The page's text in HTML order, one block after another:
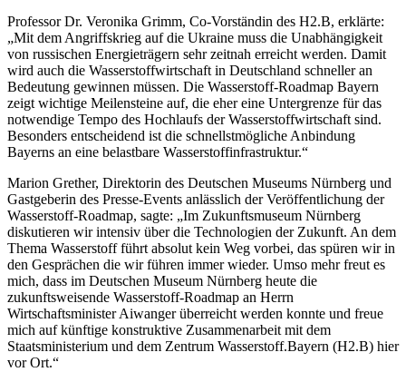
Professor Dr. Veronika Grimm, Co-Vorständin des H2.B, erklärte:
„Mit dem Angriffskrieg auf die Ukraine muss die Unabhängigkeit
von russischen Energieträgern sehr zeitnah erreicht werden. Damit
wird auch die Wasserstoffwirtschaft in Deutschland schneller an
Bedeutung gewinnen müssen. Die Wasserstoff-Roadmap Bayern
zeigt wichtige Meilensteine auf, die eher eine Untergrenze für das
notwendige Tempo des Hochlaufs der Wasserstoffwirtschaft sind.
Besonders entscheidend ist die schnellstmögliche Anbindung
Bayerns an eine belastbare Wasserstoffinfrastruktur.“
Marion Grether, Direktorin des Deutschen Museums Nürnberg und
Gastgeberin des Presse-Events anlässlich der Veröffentlichung der
Wasserstoff-Roadmap, sagte: „Im Zukunftsmuseum Nürnberg
diskutieren wir intensiv über die Technologien der Zukunft. An dem
Thema Wasserstoff führt absolut kein Weg vorbei, das spüren wir in
den Gesprächen die wir führen immer wieder. Umso mehr freut es
mich, dass im Deutschen Museum Nürnberg heute die
zukunftsweisende Wasserstoff-Roadmap an Herrn
Wirtschaftsminister Aiwanger überreicht werden konnte und freue
mich auf künftige konstruktive Zusammenarbeit mit dem
Staatsministerium und dem Zentrum Wasserstoff.Bayern (H2.B) hier
vor Ort.“